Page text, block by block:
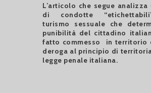
L’articolo che segue analizza
di condotte
turismo sessuale che
punibilità del cittadino
fatto commesso in territorio
deroga al principio di
legge penale italiana.